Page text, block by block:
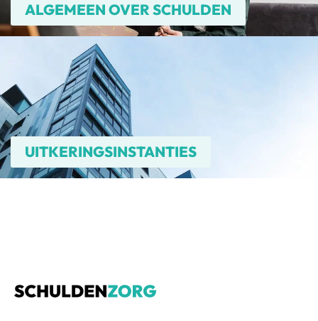
ALGEMEEN OVER SCHULDEN
UITKERINGSINSTANTIES